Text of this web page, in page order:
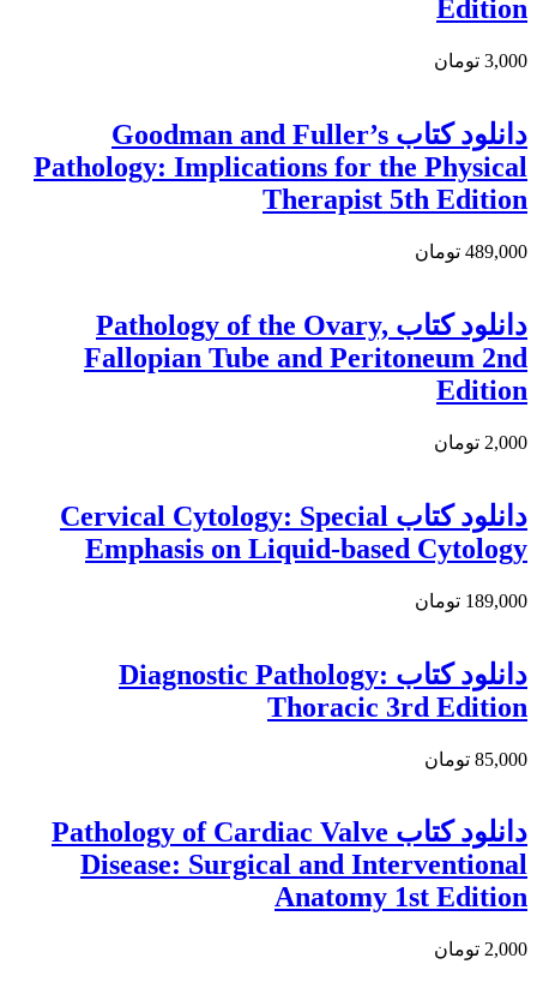
Edition
3,000 تومان
دانلود کتاب Goodman and Fuller’s
Pathology: Implications for the Physical
Therapist 5th Edition
489,000 تومان
دانلود کتاب Pathology of the Ovary,
Fallopian Tube and Peritoneum 2nd
Edition
2,000 تومان
دانلود کتاب Cervical Cytology: Special
Emphasis on Liquid-based Cytology
189,000 تومان
دانلود كتاب Diagnostic Pathology:
Thoracic 3rd Edition
85,000 تومان
دانلود کتاب Pathology of Cardiac Valve
Disease: Surgical and Interventional
Anatomy 1st Edition
2,000 تومان